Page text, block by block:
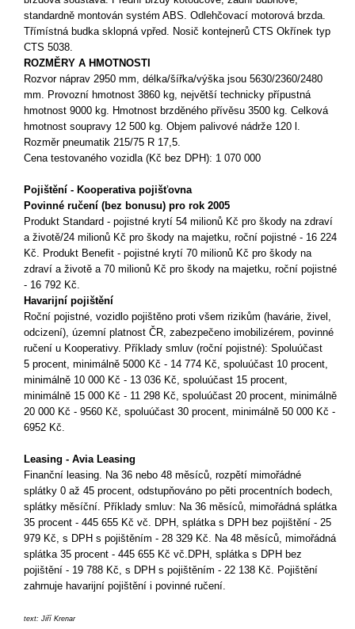
standardně montován systém ABS. Odlehčovací motorová brzda.
Třímístná budka sklopná vpřed. Nosič kontejnerů CTS Okřínek typ
CTS 5038.
ROZMĚRY A HMOTNOSTI
Rozvor náprav 2950 mm, délka/šířka/výška jsou 5630/2360/2480
mm. Provozní hmotnost 3860 kg, největší technicky přípustná
hmotnost 9000 kg. Hmotnost brzděného přívěsu 3500 kg. Celková
hmotnost soupravy 12 500 kg. Objem palivové nádrže 120 l.
Rozměr pneumatik 215/75 R 17,5.
Cena testovaného vozidla (Kč bez DPH): 1 070 000
Pojištění - Kooperativa pojišťovna
Povinné ručení (bez bonusu) pro rok 2005
Produkt Standard - pojistné krytí 54 milionů Kč pro škody na zdraví
a životě/24 milionů Kč pro škody na majetku, roční pojistné - 16 224
Kč. Produkt Benefit - pojistné krytí 70 milionů Kč pro škody na
zdraví a životě a 70 milionů Kč pro škody na majetku, roční pojistné
- 16 792 Kč.
Havarijní pojištění
Roční pojistné, vozidlo pojištěno proti všem rizikům (havárie, živel,
odcizení), územní platnost ČR, zabezpečeno imobilizérem, povinné
ručení u Kooperativy. Příklady smluv (roční pojistné): Spoluúčast
5 procent, minimálně 5000 Kč - 14 774 Kč, spoluúčast 10 procent,
minimálně 10 000 Kč - 13 036 Kč, spoluúčast 15 procent,
minimálně 15 000 Kč - 11 298 Kč, spoluúčast 20 procent, minimálně
20 000 Kč - 9560 Kč, spoluúčast 30 procent, minimálně 50 000 Kč -
6952 Kč.
Leasing - Avia Leasing
Finanční leasing. Na 36 nebo 48 měsíců, rozpětí mimořádné
splátky 0 až 45 procent, odstupňováno po pěti procentních bodech,
splátky měsíční. Příklady smluv: Na 36 měsíců, mimořádná splátka
35 procent - 445 655 Kč vč. DPH, splátka s DPH bez pojištění - 25
979 Kč, s DPH s pojištěním - 28 329 Kč. Na 48 měsíců, mimořádná
splátka 35 procent - 445 655 Kč vč.DPH, splátka s DPH bez
pojištění - 19 788 Kč, s DPH s pojištěním - 22 138 Kč. Pojištění
zahrnuje havarijní pojištění i povinné ručení.
text: Jiří Krenar